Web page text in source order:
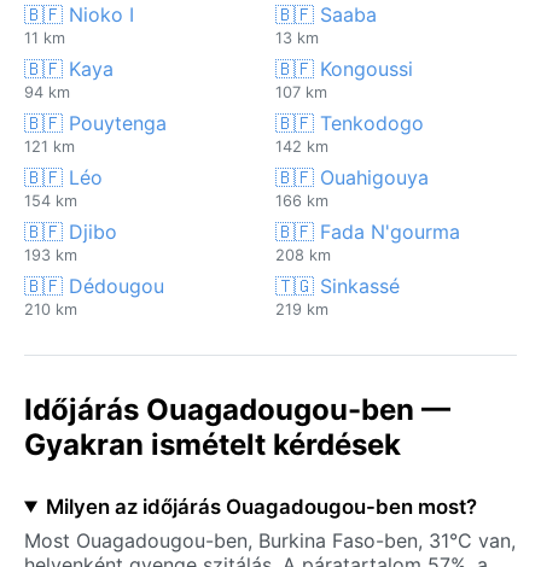
🇧🇫 Nioko I
11 km
🇧🇫 Saaba
13 km
🇧🇫 Kaya
94 km
🇧🇫 Kongoussi
107 km
🇧🇫 Pouytenga
121 km
🇧🇫 Tenkodogo
142 km
🇧🇫 Léo
154 km
🇧🇫 Ouahigouya
166 km
🇧🇫 Djibo
193 km
🇧🇫 Fada N'gourma
208 km
🇧🇫 Dédougou
210 km
🇹🇬 Sinkassé
219 km
Időjárás Ouagadougou-ben —
Gyakran ismételt kérdések
Milyen az időjárás Ouagadougou-ben most?
Most Ouagadougou-ben, Burkina Faso-ben, 31°C van,